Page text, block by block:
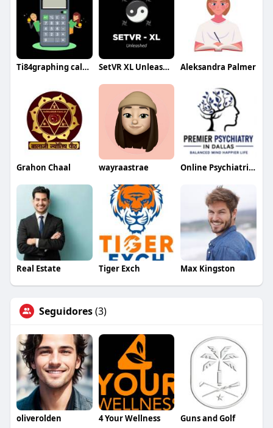
Ti84graphing calculator SetVR XL Unleashed Aleksandra Palmer
Grahon Chaal wayraastrae Online Psychiatrist in Dallas
Real Estate Tiger Exch Max Kingston
Seguidores(3)
oliverolden 4 Your Wellness Guns and Golf